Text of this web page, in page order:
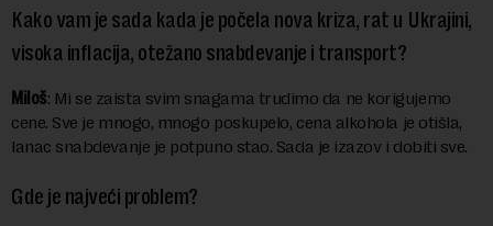
Kako vam je sada kada je počela nova kriza, rat u Ukrajini,
visoka inflacija, otežano snabdevanje i transport?
Miloš: Mi se zaista svim snagama trudimo da ne korigujemo
cene. Sve je mnogo, mnogo poskupelo, cena alkohola je otišla,
lanac snabdevanje je potpuno stao. Sada je izazov i dobiti sve.
Gde je najveći problem?